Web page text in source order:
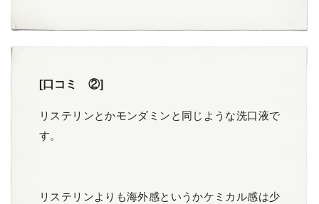
[口コミ ②]
リステリンとかモンダミンと同じような洗口液で
す。
リステリンよりも海外感というかケミカル感は少